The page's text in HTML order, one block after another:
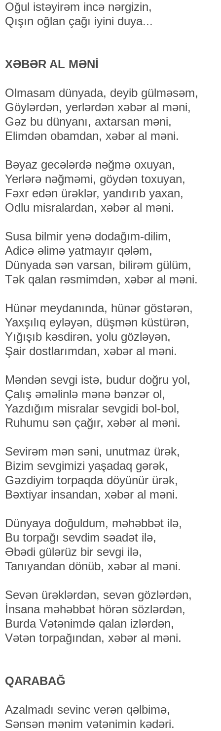
Oğul istəyirəm incə nərgizin,
Qışın oğlan çağı iyini duya...
XƏBƏR AL MƏNİ
Olmasam dünyada, deyib gülməsəm,
Göylərdən, yerlərdən xəbər al məni,
Gəz bu dünyanı, axtarsan məni,
Elimdən obamdan, xəbər al məni.
Bəyaz gecələrdə nəğmə oxuyan,
Yerlərə nəğməmi, göydən toxuyan,
Fəxr edən ürəklər, yandırıb yaxan,
Odlu misralardan, xəbər al məni.
Susa bilmir yenə dodağım-dilim,
Adicə əlimə yatmayır qələm,
Dünyada sən varsan, bilirəm gülüm,
Tək qalan rəsmimdən, xəbər al məni.
Hünər meydanında, hünər göstərən,
Yaxşılıq eyləyən, düşmən küstürən,
Yığışıb kəsdirən, yolu gözləyən,
Şair dostlarımdan, xəbər al məni.
Məndən sevgi istə, budur doğru yol,
Çalış əməlinlə mənə bənzər ol,
Yazdığım misralar sevgidi bol-bol,
Ruhumu sən çağır, xəbər al məni.
Sevirəm mən səni, unutmaz ürək,
Bizim sevgimizi yaşadaq gərək,
Gəzdiyim torpaqda döyünür ürək,
Bəxtiyar insandan, xəbər al məni.
Dünyaya doğuldum, məhəbbət ilə,
Bu torpağı sevdim səadət ilə,
Əbədi gülərüz bir sevgi ilə,
Tanıyandan dönüb, xəbər al məni.
Sevən ürəklərdən, sevən gözlərdən,
İnsana məhəbbət hörən sözlərdən,
Burda Vətənimdə qalan izlərdən,
Vətən torpağından, xəbər al məni.
QARABAĞ
Azalmadı sevinc verən qəlbimə,
Sənsən mənim vətənimin kədəri.